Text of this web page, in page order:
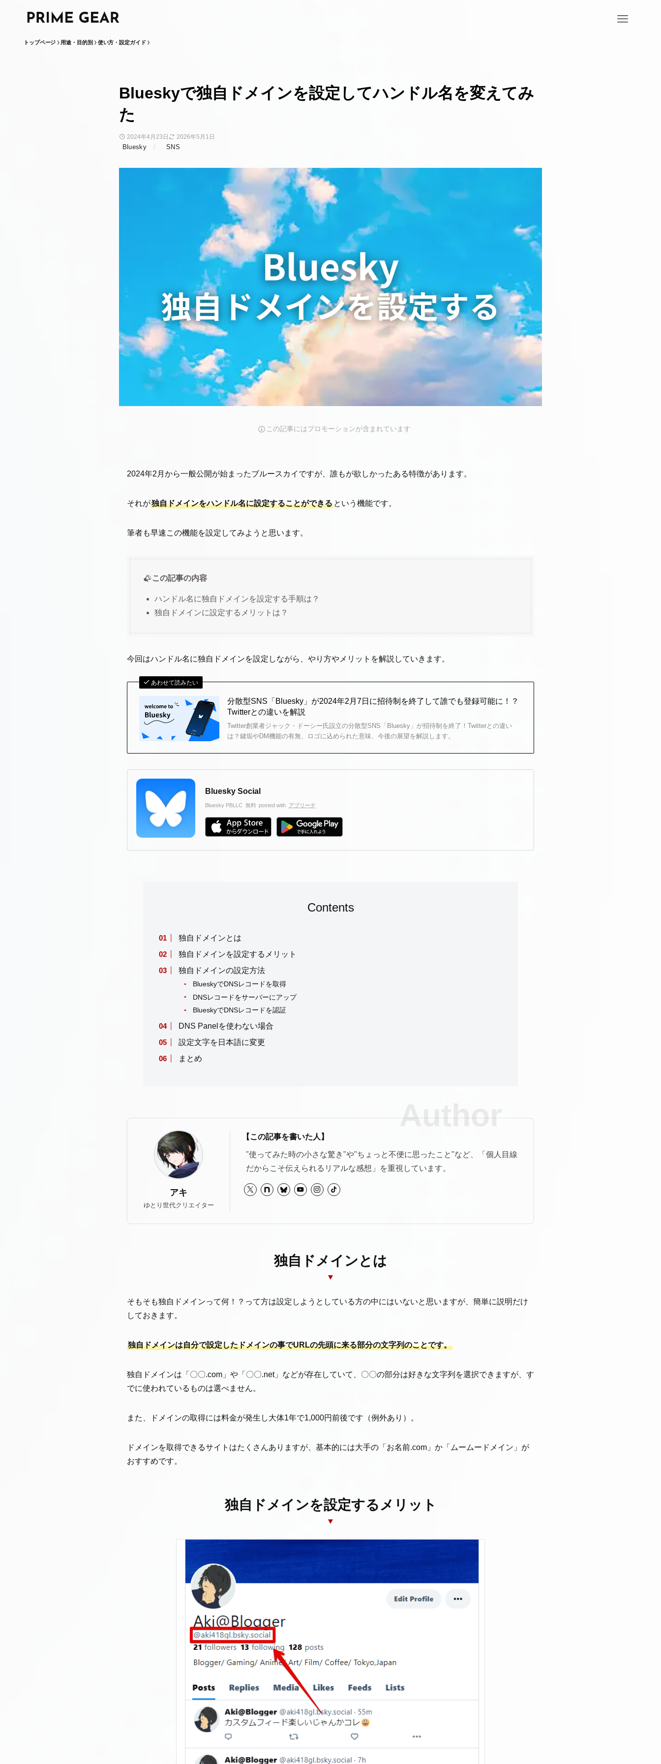
製品レビュー
不具合・トラブル対策
ニュース・新製品情報
お問い合わせ
トップページ 用途・目的別 使い方・設定ガイド
Blueskyで独自ドメインを設定してハンドル名を変えてみ
た
Bluesky SNS
2024年4月23日 2026年5月1日
この記事にはプロモーションが含まれています
2024年2月から一般公開が始まったブルースカイですが、誰もが欲しかったある特徴があります。
それが独自ドメインをハンドル名に設定することができる という機能です。
筆者も早速この機能を設定してみようと思います。
この記事の内容
ハンドル名に独自ドメインを設定する手順は？
独自ドメインに設定するメリットは？
今回はハンドル名に独自ドメインを設定しながら、やり方やメリットを解説していきます。
あわせて読みたい
分散型SNS「Bluesky」が2024年2月7日に招待制を終了して誰でも登録可能に！？
Twitterとの違いを解説
Twitter創業者ジャック・ドーシー氏設立の分散型SNS「Bluesky」が招待制を終了！Twitterとの違い
は？鍵垢やDM機能の有無、ロゴに込められた意味、今後の展望を解説します。
Bluesky Social
Bluesky PBLLC 無料 posted with アプリーチ
Contents
独自ドメインとは
独自ドメインを設定するメリット
独自ドメインの設定方法
BlueskyでDNSレコードを取得
DNSレコードをサーバーにアップ
BlueskyでDNSレコードを認証
DNS Panelを使わない場合
設定文字を日本語に変更
まとめ
アキ
ゆとり世代クリエイター
【この記事を書いた人】
"使ってみた時の小さな驚き"や"ちょっと不便に思ったこと"など、「個人目線
だからこそ伝えられるリアルな感想」を重視しています。
独自ドメインとは
そもそも独自ドメインって何！？って方は設定しようとしている方の中にはいないと思いますが、簡単に説明だけ
しておきます。
独自ドメインは自分で設定したドメインの事でURLの先頭に来る部分の文字列のことです。
独自ドメインは「〇〇.com」や「〇〇.net」などが存在していて、〇〇の部分は好きな文字列を選択できますが、す
でに使われているものは選べません。
また、ドメインの取得には料金が発生し大体1年で1,000円前後です（例外あり）。
ドメインを取得できるサイトはたくさんありますが、基本的には大手の「お名前.com」か「ムームードメイン」が
おすすめです。
独自ドメインを設定するメリット